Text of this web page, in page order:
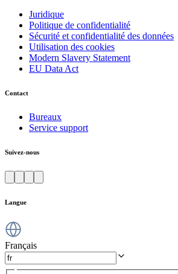
Juridique
Politique de confidentialité
Sécurité et confidentialité des données
Utilisation des cookies
Modern Slavery Statement
EU Data Act
Contact
Bureaux
Service support
Suivez-nous
Langue
Français